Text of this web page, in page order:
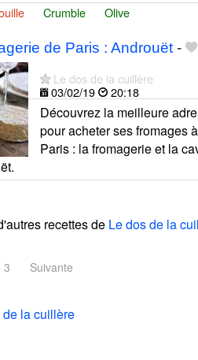
Crumble Olive
de Paris : Androuët-
Le dos de la cuillère
03/02/19
20:18
Découvrez la meilleure
pour acheter ses fromages à
Paris : la fromagerie et la
recettes de Le dos de la
3 Suivante
de la cuillère